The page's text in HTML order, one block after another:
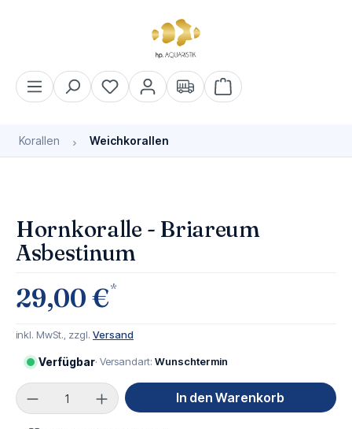
Warenkorb enthält 0
Korallen Weichkorallen
Hornkoralle - Briareum
Asbestinum
29,00 €*
inkl. MwSt., zzgl. Versand
Verfügbar· Versandart: Wunschtermin
Produkt Anzahl: Gib den gewünschten Wert
In den Warenkorb